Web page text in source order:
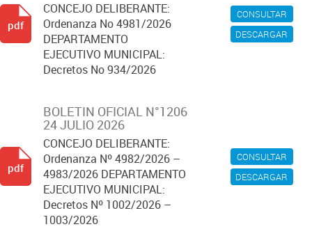
CONSULTAR
DESCARGAR
CONCEJO DELIBERANTE:
Ordenanza No 4981/2026
DEPARTAMENTO
EJECUTIVO MUNICIPAL:
Decretos No 934/2026
pdf
CONSULTAR
DESCARGAR
BOLETIN OFICIAL N°1206
24 JULIO 2026
CONCEJO DELIBERANTE:
Ordenanza Nº 4982/2026 –
4983/2026 DEPARTAMENTO
EJECUTIVO MUNICIPAL:
Decretos Nº 1002/2026 –
1003/2026
pdf